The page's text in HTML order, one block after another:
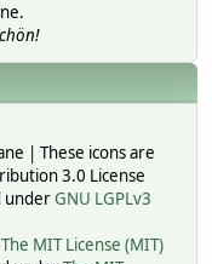
| These icons are
3.0 License
underGNU LGPLv3
The MIT License (MIT)